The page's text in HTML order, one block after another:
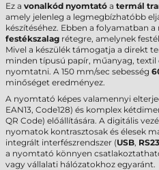
Ez a vonalkód nyomtató a termál
amely jelenleg a legmegbízhatóbb
készítéséhez. Ebben a folyamatban
festékszalag rétegre, amelynek
Mivel a készülék támogatja a direkt
minden típusú papír, műanyag, textil
nyomtatni. A 150 mm/sec sebesség
minőséget eredményez.
A nyomtató képes valamennyi
EAN13, Code128) és komplex
QR Code) előállítására. A digitális
nyomatok kontrasztosak és élesek
integrált interfészrendszer (USB,
a nyomtató könnyen
vagy vállalati hálózatokhoz egyaránt.